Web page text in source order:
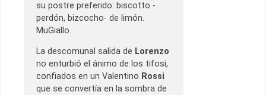
su postre preferido: biscotto -
perdón, bizcocho- de limón.
MuGiallo.
La descomunal salida de Lorenzo
no enturbió el ánimo de los tifosi,
confiados en un Valentino Rossi
que se convertía en la sombra de